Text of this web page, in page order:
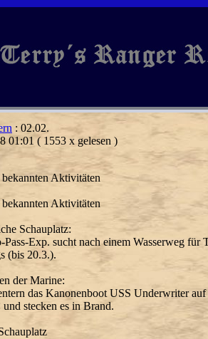
: 02.02.
01:01 ( 1553 x gelesen )
Aktivitäten
Aktivitäten
Schauplatz:
Pass-Exp. sucht nach einem Wasserweg für
(bis 20.3.).
der Marine:
das Kanonenboot USS Underwriter
stecken es in Brand.